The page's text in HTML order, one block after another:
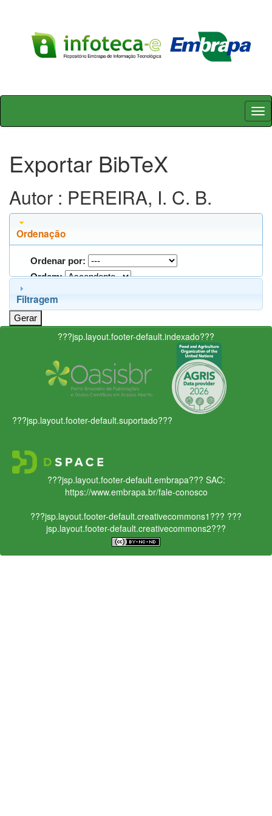
Skip
Exportar BibTeX
Autor : PEREIRA, I. C. B.
Ordenação
Ordenar por:
Ordem:
Filtragem
???jsp.layout.footer-default.indexado???
???jsp.layout.footer-default.suportado???
???jsp.layout.footer-default.embrapa??? SAC:
https://www.embrapa.br/fale-conosco
???jsp.layout.footer-default.creativecommons1??? ???
jsp.layout.footer-default.creativecommons2???